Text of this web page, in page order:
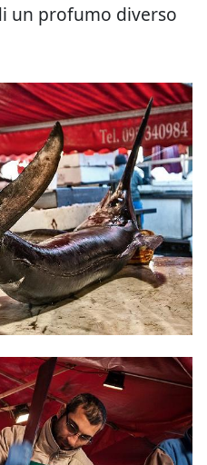
un profumo diverso